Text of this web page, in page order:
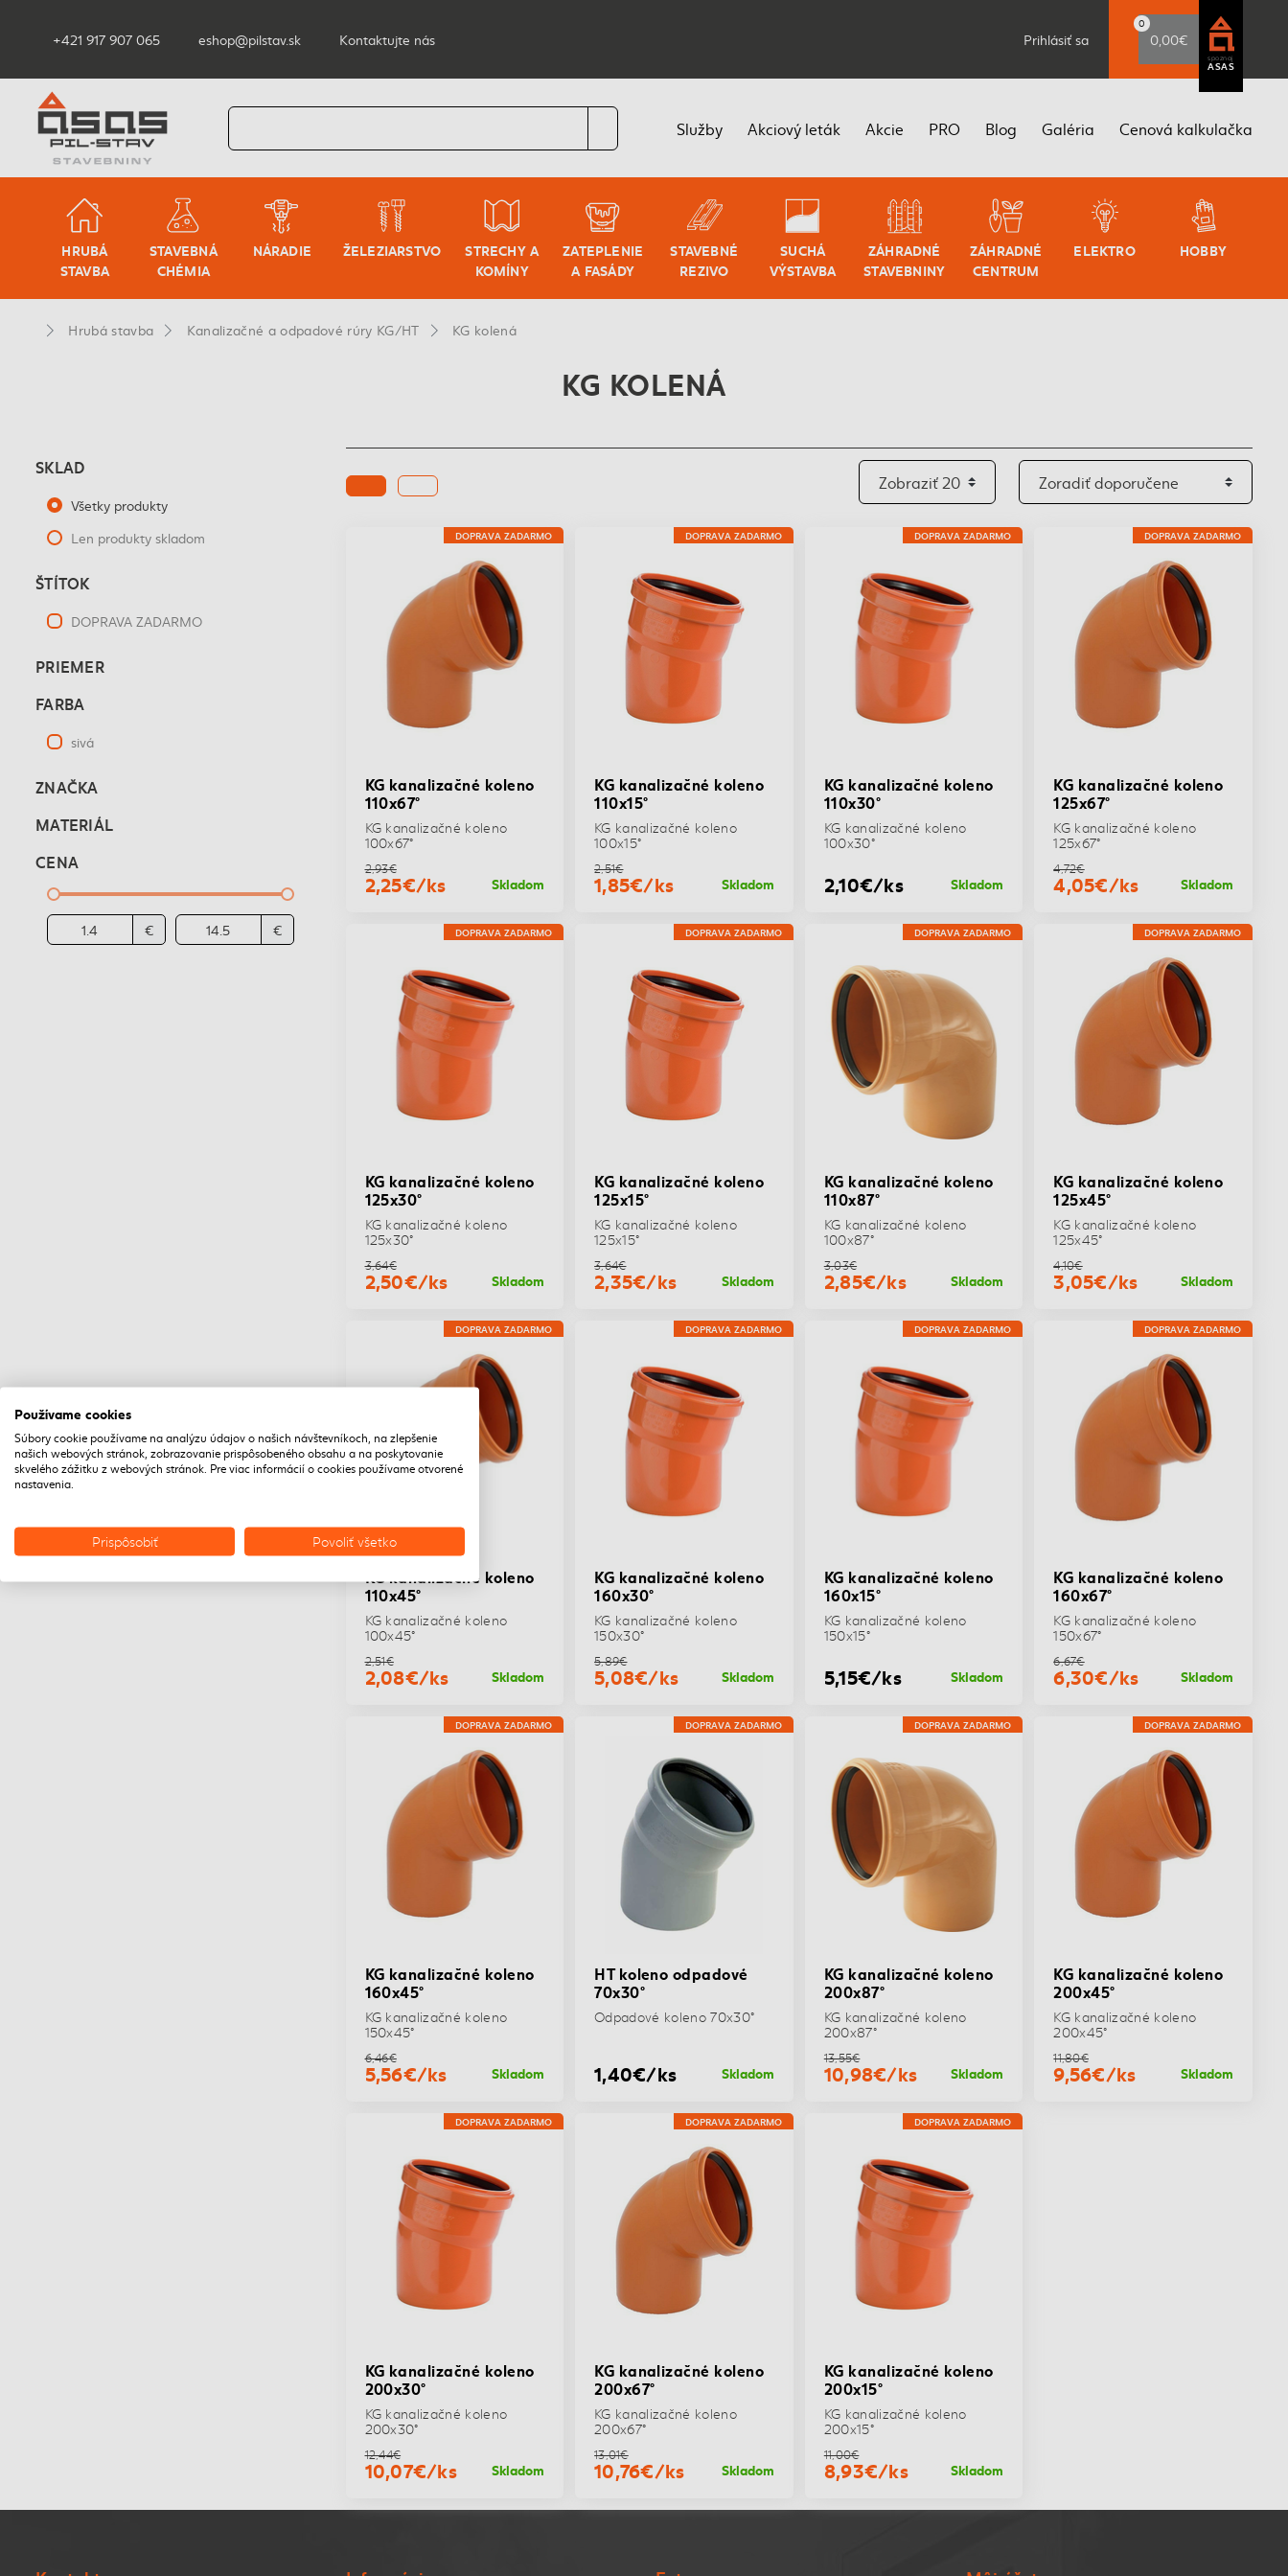
+421 917 907 065 eshop@pilstav.sk Kontaktujte nás Prihlásiť sa
0
0,00€
spoznaj
ASAS
Služby Akciový leták Akcie PRO Blog Galéria Cenová kalkulačka
HRUBÁ
STAVBA
STAVEBNÁ
CHÉMIA
NÁRADIE ŽELEZIARSTVO
STRECHY A
KOMÍNY
ZATEPLENIE
A FASÁDY
STAVEBNÉ
REZIVO
SUCHÁ
VÝSTAVBA
ZÁHRADNÉ
STAVEBNINY
ZÁHRADNÉ
CENTRUM
ELEKTRO HOBBY
Hrubá stavba Kanalizačné a odpadové rúry KG/HT KG kolená
KG KOLENÁ
SKLAD
Všetky produkty
Len produkty skladom
ŠTÍTOK
DOPRAVA ZADARMO
PRIEMER
FARBA
sivá
ZNAČKA
MATERIÁL
CENA
€ €
DOPRAVA ZADARMO
KG kanalizačné koleno
110x67°
KG kanalizačné koleno
100x67°
2,93€
2,25€/ks Skladom
DOPRAVA ZADARMO
KG kanalizačné koleno
110x15°
KG kanalizačné koleno
100x15°
2,51€
1,85€/ks Skladom
DOPRAVA ZADARMO
KG kanalizačné koleno
110x30°
KG kanalizačné koleno
100x30°
2,10€/ks Skladom
DOPRAVA ZADARMO
KG kanalizačné koleno
125x67°
KG kanalizačné koleno
125x67°
4,72€
4,05€/ks Skladom
DOPRAVA ZADARMO
KG kanalizačné koleno
125x30°
KG kanalizačné koleno
125x30°
3,64€
2,50€/ks Skladom
DOPRAVA ZADARMO
KG kanalizačné koleno
125x15°
KG kanalizačné koleno
125x15°
3,64€
2,35€/ks Skladom
DOPRAVA ZADARMO
KG kanalizačné koleno
110x87°
KG kanalizačné koleno
100x87°
3,03€
2,85€/ks Skladom
DOPRAVA ZADARMO
KG kanalizačné koleno
125x45°
KG kanalizačné koleno
125x45°
4,10€
3,05€/ks Skladom
DOPRAVA ZADARMO
KG kanalizačné koleno
110x45°
KG kanalizačné koleno
100x45°
2,51€
2,08€/ks Skladom
DOPRAVA ZADARMO
KG kanalizačné koleno
160x30°
KG kanalizačné koleno
150x30°
5,89€
5,08€/ks Skladom
DOPRAVA ZADARMO
KG kanalizačné koleno
160x15°
KG kanalizačné koleno
150x15°
5,15€/ks Skladom
DOPRAVA ZADARMO
KG kanalizačné koleno
160x67°
KG kanalizačné koleno
150x67°
6,67€
6,30€/ks Skladom
DOPRAVA ZADARMO
KG kanalizačné koleno
160x45°
KG kanalizačné koleno
150x45°
6,46€
5,56€/ks Skladom
DOPRAVA ZADARMO
HT koleno odpadové
70x30°
Odpadové koleno 70x30°
1,40€/ks Skladom
DOPRAVA ZADARMO
KG kanalizačné koleno
200x87°
KG kanalizačné koleno
200x87°
13,55€
10,98€/ks Skladom
DOPRAVA ZADARMO
KG kanalizačné koleno
200x45°
KG kanalizačné koleno
200x45°
11,80€
9,56€/ks Skladom
DOPRAVA ZADARMO
KG kanalizačné koleno
200x30°
KG kanalizačné koleno
200x30°
12,44€
10,07€/ks Skladom
DOPRAVA ZADARMO
KG kanalizačné koleno
200x67°
KG kanalizačné koleno
200x67°
13,01€
10,76€/ks Skladom
DOPRAVA ZADARMO
KG kanalizačné koleno
200x15°
KG kanalizačné koleno
200x15°
11,00€
8,93€/ks Skladom
Používame cookies
Súbory cookie používame na analýzu údajov o našich návštevníkoch, na zlepšenie
našich webových stránok, zobrazovanie prispôsobeného obsahu a na poskytovanie
skvelého zážitku z webových stránok. Pre viac informácií o cookies používame otvorené
nastavenia.
Prispôsobiť Povoliť všetko